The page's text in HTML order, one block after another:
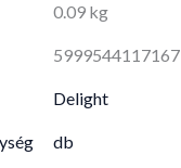
0.09 kg
5999544117167
Delight
db